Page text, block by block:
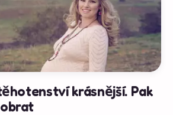
krásnější. Pak